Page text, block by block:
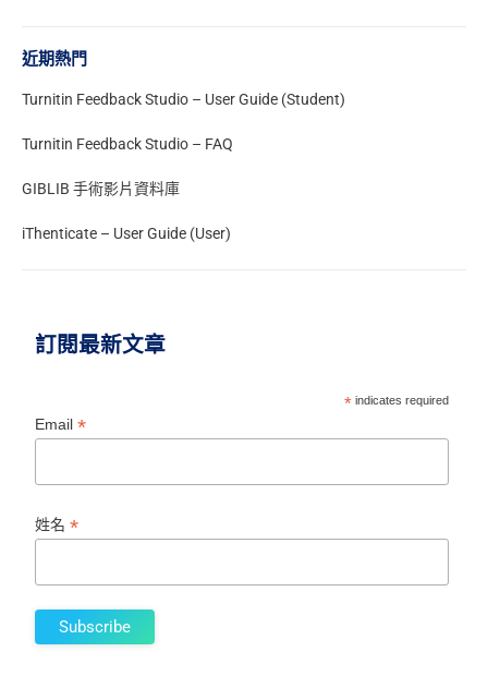
近期熱門
Turnitin Feedback Studio – User Guide (Student)
Turnitin Feedback Studio – FAQ
GIBLIB 手術影片資料庫
iThenticate – User Guide (User)
訂閱最新文章
* indicates required
Email*
姓名*